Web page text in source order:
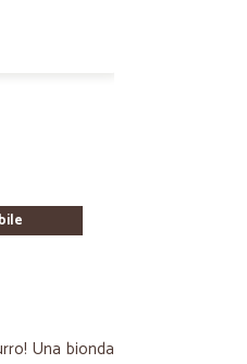
Una bionda